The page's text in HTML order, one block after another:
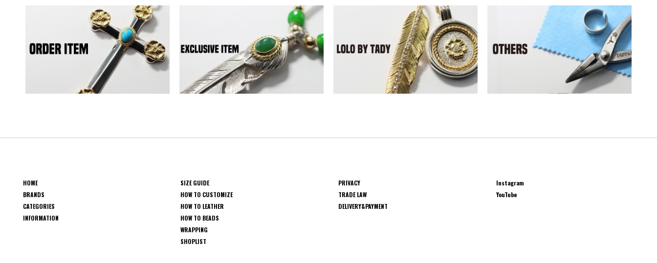
HOME
BRANDS
CATEGORIES
INFORMATION
SIZE GUIDE
HOW TO CUSTOMIZE
HOW TO LEATHER
HOW TO BEADS
WRAPPING
SHOPLIST
PRIVACY
TRADE LAW
DELIVERY&PAYMENT
Instagram
YouTube